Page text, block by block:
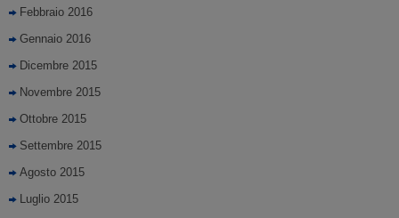
Febbraio 2016
Gennaio 2016
Dicembre 2015
Novembre 2015
Ottobre 2015
Settembre 2015
Agosto 2015
Luglio 2015